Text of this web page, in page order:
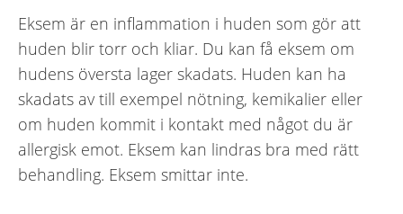
Eksem är en inflammation i huden som gör att
huden blir torr och kliar. Du kan få eksem om
hudens översta lager skadats. Huden kan ha
skadats av till exempel nötning, kemikalier eller
om huden kommit i kontakt med något du är
allergisk emot. Eksem kan lindras bra med rätt
behandling. Eksem smittar inte.